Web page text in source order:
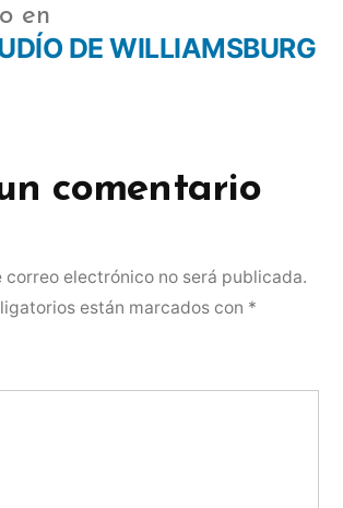
en
DE WILLIAMSBURG
comentario
correo electrónico no será publicada.
están marcados con *